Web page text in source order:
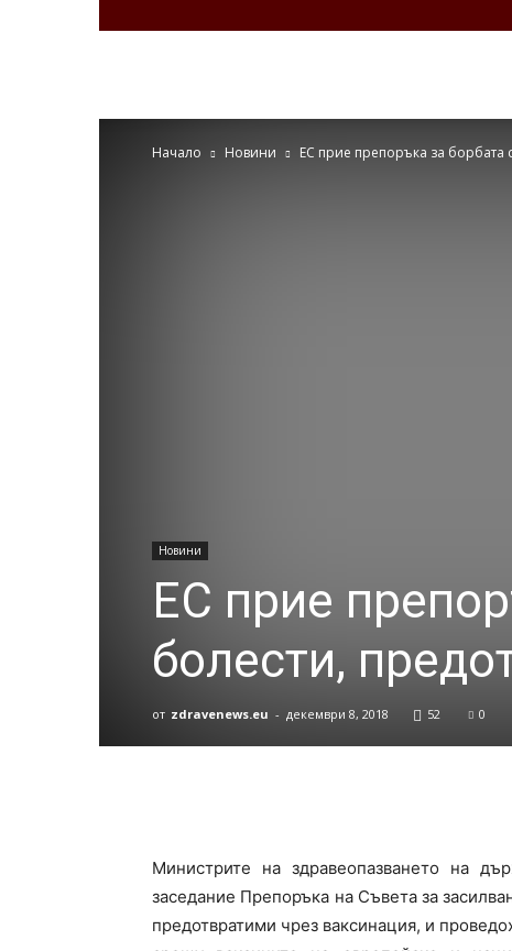
Начало Новини ЕС прие препоръка за борбата
Новини
ЕС прие
болести,
от zdravenews.eu - декември 8, 2018 52 0
Министрите на здравеопазването на
заседание Препоръка на Съвета за
предотвратими чрез ваксинация, и